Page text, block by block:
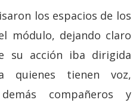
los espacios de los
módulo, dejando claro
su acción iba dirigida
quienes tienen voz,
compañeros y